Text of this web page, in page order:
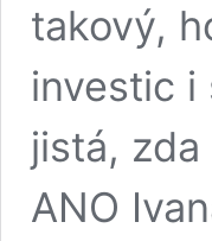
takový,
investic i
jistá,
ANO